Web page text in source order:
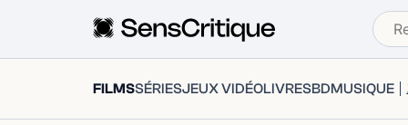
FILMSSÉRIESJEUX VIDÉOLIVRESBDMUSIQUE